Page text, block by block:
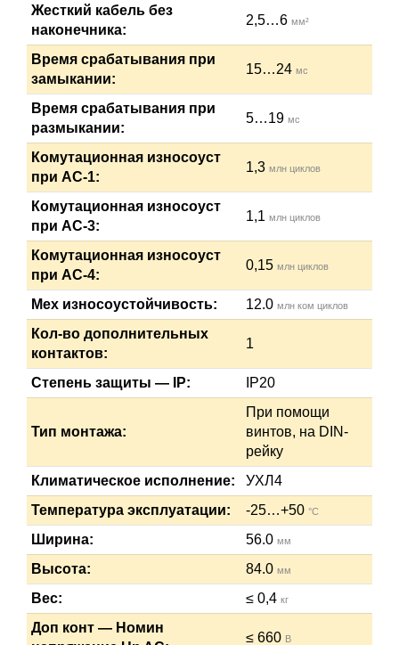
Жесткий кабель без
наконечника:
2,5…6 мм²
Время срабатывания при
замыкании:
15…24 мс
Время срабатывания при
размыкании:
5…19 мс
Комутационная износоуст
при АС-1:
1,3 млн циклов
Комутационная износоуст
при АС-3:
1,1 млн циклов
Комутационная износоуст
при АС-4:
0,15 млн циклов
Мех износоустойчивость: 12.0 млн ком циклов
Кол-во дополнительных
контактов:
1
Степень защиты — IP: IP20
Тип монтажа:
При помощи
винтов, на DIN-
рейку
Климатическое исполнение:
УХЛ4
Температура эксплуатации:
-25…+50 °C
Ширина: 56.0 мм
Высота: 84.0 мм
Вес: ≤ 0,4 кг
Доп конт — Номин
≤ 660 В